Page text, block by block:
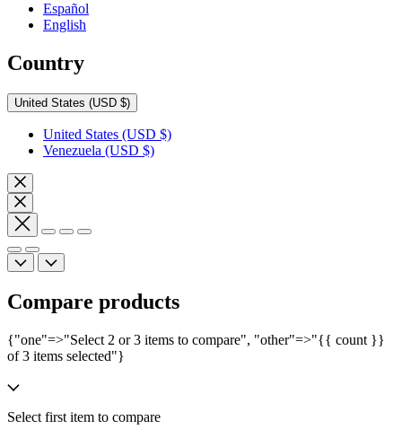
Español
English
Country
United States (USD $)
United States (USD $)
Venezuela (USD $)
Compare products
{"one"=>"Select 2 or 3 items to compare", "other"=>"{{ count }}
of 3 items selected"}
Select first item to compare